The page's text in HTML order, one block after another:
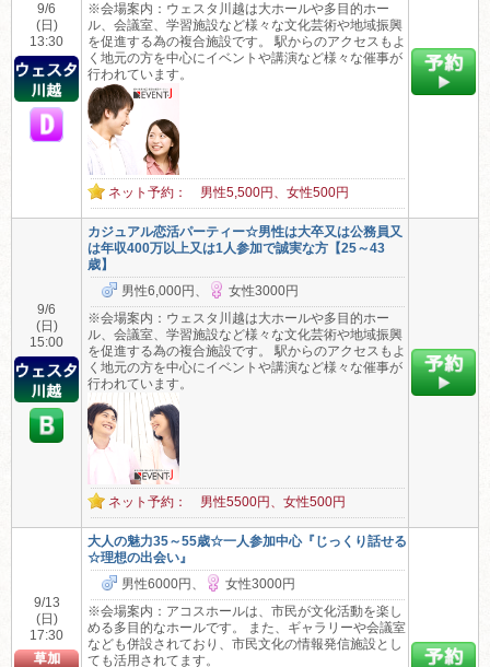
9/6
(日)
13:30
※会場案内：ウェスタ川越は大ホールや多目的ホー
ル、会議室、学習施設など様々な文化芸術や地域振興
を促進する為の複合施設です。 駅からのアクセスもよ
く地元の方を中心にイベントや講演など様々な催事が
行われています。
ネット予約： 男性5,500円、女性500円
9/6
(日)
15:00
カジュアル恋活パーティー☆男性は大卒又は公務員又
は年収400万以上又は1人参加で誠実な方【25～43
歳】
男性6,000円、
女性3000円
※会場案内：ウェスタ川越は大ホールや多目的ホー
ル、会議室、学習施設など様々な文化芸術や地域振興
を促進する為の複合施設です。 駅からのアクセスもよ
く地元の方を中心にイベントや講演など様々な催事が
行われています。
ネット予約： 男性5500円、女性500円
9/13
(日)
17:30
大人の魅力35～55歳☆一人参加中心『じっくり話せる
☆理想の出会い』
男性6000円、
女性3000円
※会場案内：アコスホールは、市民が文化活動を楽し
める多目的なホールです。 また、ギャラリーや会議室
なども併設されており、市民文化の情報発信施設とし
ても活用されてます。